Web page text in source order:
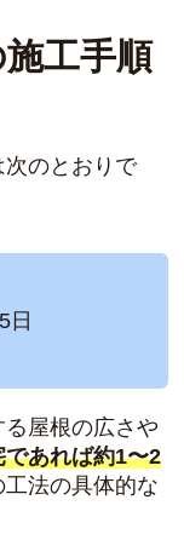
工手順
のとおりで
日
屋根の広さや
であれば約1〜2
法の具体的な